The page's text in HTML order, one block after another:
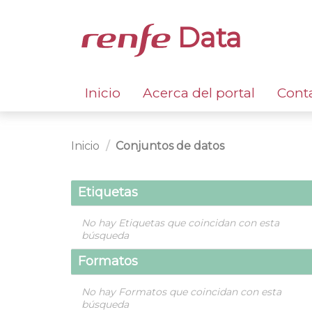
Data
Inicio Acerca del portal
Inicio Conjuntos de datos
Etiquetas
No hay Etiquetas que coincidan con esta
búsqueda
Formatos
No hay Formatos que coincidan con esta
búsqueda